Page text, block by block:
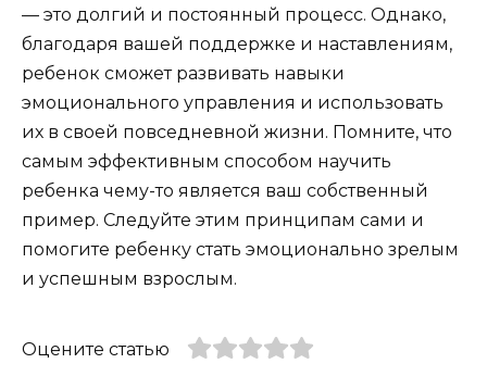
— это долгий и постоянный процесс. Однако,
благодаря вашей поддержке и наставлениям,
ребенок сможет развивать навыки
эмоционального управления и использовать
их в своей повседневной жизни. Помните, что
самым эффективным способом научить
ребенка чему-то является ваш собственный
пример. Следуйте этим принципам сами и
помогите ребенку стать эмоционально зрелым
и успешным взрослым.
Оцените статью